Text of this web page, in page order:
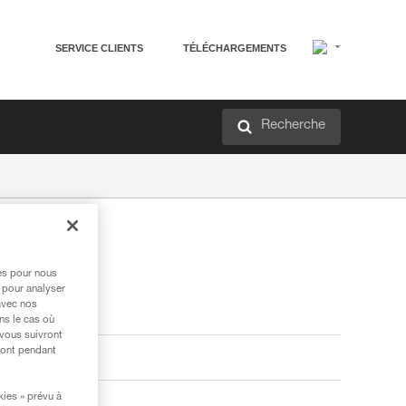
SERVICE CLIENTS TÉLÉCHARGEMENTS
Recherche
pour nous
analyser
nos
le cas où
suivront
pendant
» prévu à